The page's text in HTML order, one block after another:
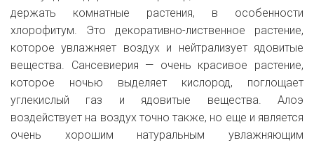
держать комнатные растения, в особенности
хлорофитум. Это декоративно-лиственное растение,
которое увлажняет воздух и нейтрализует ядовитые
вещества. Cансевиерия — очень красивое растение,
которое ночью выделяет кислород, поглощает
углекислый газ и ядовитые вещества. Алоэ
воздействует на воздух точно также, но еще и является
очень хорошим натуральным увлажняющим